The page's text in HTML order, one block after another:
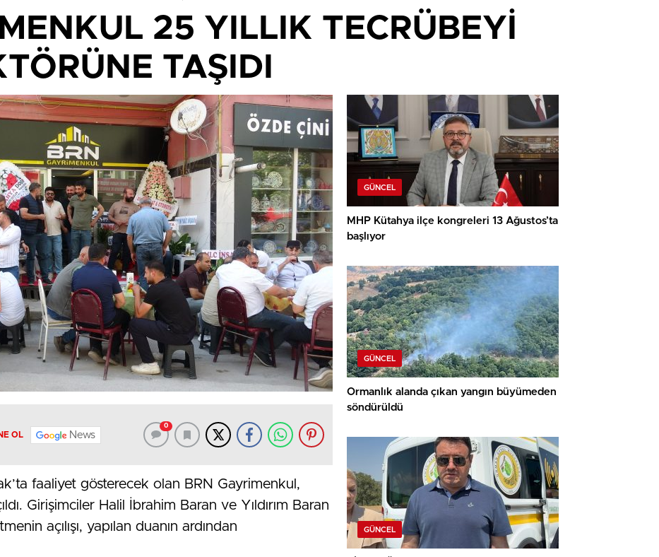
25 YILLIK TECRÜBEYİ
TAŞIDI
OL News
0
faaliyet gösterecek olan BRN Gayrimenkul,
Girişimciler Halil İbrahim Baran ve Yıldırım Baran
açılışı, yapılan duanın ardından
GÜNCEL
MHP Kütahya ilçe kongreleri 13 Ağustos’ta
başlıyor
GÜNCEL
Ormanlık alanda çıkan yangın büyümeden
söndürüldü
GÜNCEL